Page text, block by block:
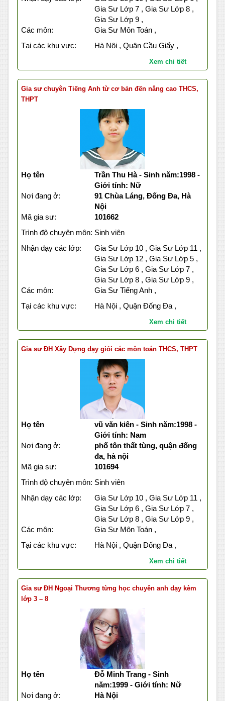
Gia Sư Lớp 7 , Gia Sư Lớp 8 ,
Gia Sư Lớp 9 ,
Các môn:
Gia Sư Môn Toán ,
Tại các khu vực:
Hà Nội , Quận Cầu Giấy ,
Xem chi tiết
Gia sư chuyên Tiếng Anh từ cơ bản đến nâng cao THCS,
THPT
Họ tên
Trần Thu Hà - Sinh năm:1998 -
Giới tính: Nữ
Nơi đang ở:
91 Chùa Láng, Đống Đa, Hà
Nội
Mã gia sư:
101662
Trình độ chuyên môn: Sinh viên
Nhận dạy các lớp:
Gia Sư Lớp 10 , Gia Sư Lớp 11 ,
Gia Sư Lớp 12 , Gia Sư Lớp 5 ,
Gia Sư Lớp 6 , Gia Sư Lớp 7 ,
Gia Sư Lớp 8 , Gia Sư Lớp 9 ,
Các môn:
Gia Sư Tiếng Anh ,
Tại các khu vực:
Hà Nội , Quận Đống Đa ,
Xem chi tiết
Gia sư ĐH Xây Dựng dạy giỏi các môn toán THCS, THPT
Họ tên
vũ văn kiên - Sinh năm:1998 -
Giới tính: Nam
Nơi đang ở:
phố tôn thất tùng, quận đống
đa, hà nội
Mã gia sư:
101694
Trình độ chuyên môn: Sinh viên
Nhận dạy các lớp:
Gia Sư Lớp 10 , Gia Sư Lớp 11 ,
Gia Sư Lớp 6 , Gia Sư Lớp 7 ,
Gia Sư Lớp 8 , Gia Sư Lớp 9 ,
Các môn:
Gia Sư Môn Toán ,
Tại các khu vực:
Hà Nội , Quận Đống Đa ,
Xem chi tiết
Gia sư ĐH Ngoại Thương từng học chuyên anh dạy kèm
lớp 3 – 8
Họ tên
Đỗ Minh Trang - Sinh
năm:1999 - Giới tính: Nữ
Nơi đang ở:
Hà Nội